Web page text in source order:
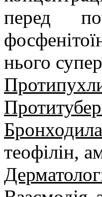
перед
нього
теофілін,